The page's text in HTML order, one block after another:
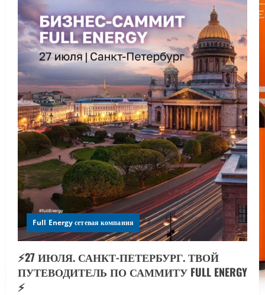
Full Energy сетевая компания
⚡️27 ИЮЛЯ. САНКТ-ПЕТЕРБУРГ. ТВОЙ
ПУТЕВОДИТЕЛЬ ПО САММИТУ FULL ENERGY
⚡️